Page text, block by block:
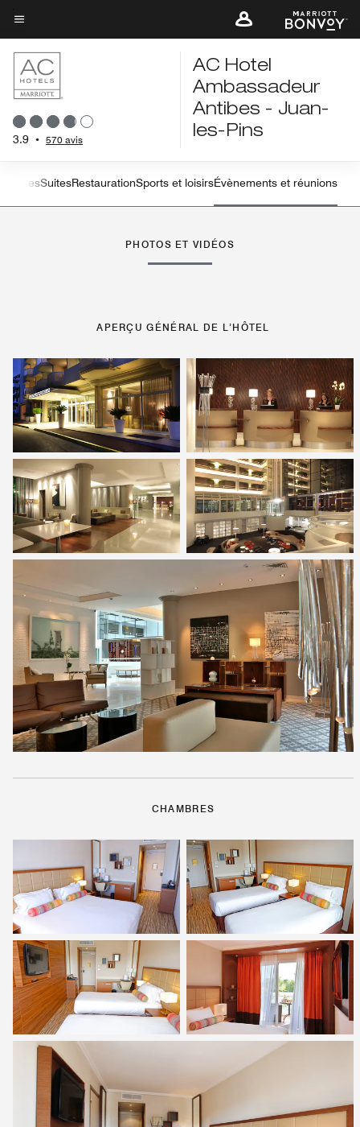
Skip
to
main
content
Texte du menu
3.9 • 570 avis
AC Hotel
Ambassadeur
Antibes - Juan-
les-Pins
flèche vers la gauche
SuitesRestaurationSports et loisirsÉvènements et réunions
PHOTOS ET VIDÉOS
APERÇU GÉNÉRAL DE L’HÔTEL
CHAMBRES